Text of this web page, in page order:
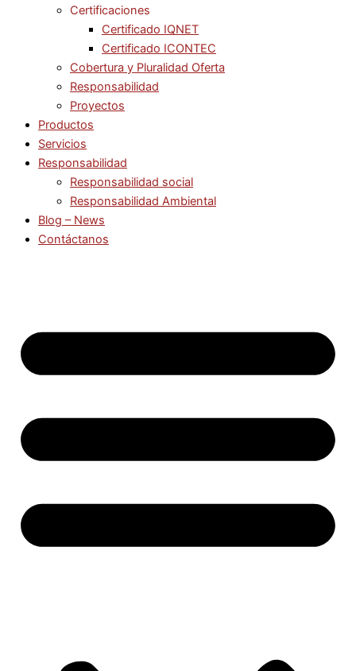
Certificaciones
Certificado IQNET
Certificado ICONTEC
Cobertura y Pluralidad Oferta
Responsabilidad
Proyectos
Productos
Servicios
Responsabilidad
Responsabilidad social
Responsabilidad Ambiental
Blog – News
Contáctanos